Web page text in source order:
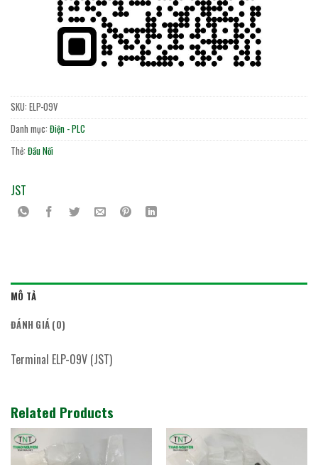
SKU: ELP-09V
Danh mục: Điện - PLC
Thẻ: Đầu Nối
JST
MÔ TẢ
ĐÁNH GIÁ (0)
Terminal ELP-09V (JST)
Related Products